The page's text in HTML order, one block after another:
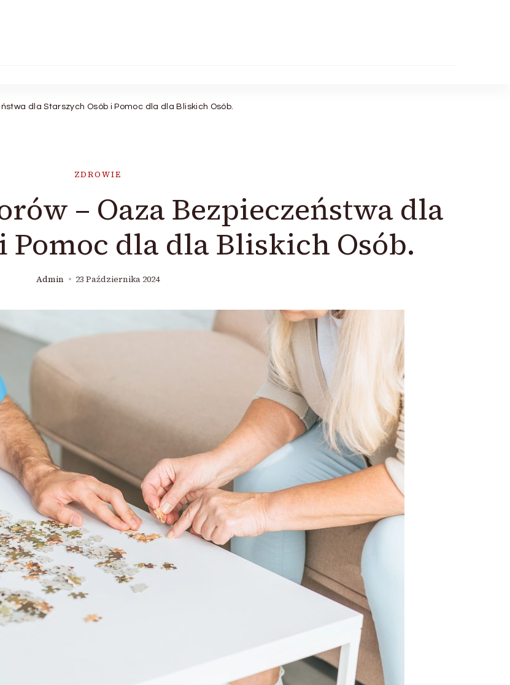
dla Starszych Osób i Pomoc dla dla Bliskich Osób.
ZDROWIE
– Oaza Bezpieczeństwa dla
Pomoc dla dla Bliskich Osób.
Admin 23 Października 2024